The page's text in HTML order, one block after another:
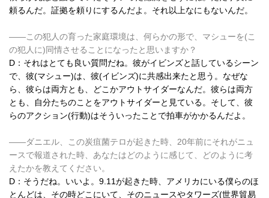
頼るんだ。証拠を頼りにするんだよ。それ以上なにもないんだ。
――この犯人の育った家庭環境は、何らかの形で、マシューを(こ
の犯人に)同情させることになったと思いますか？
D：それはとても良い質問だね。彼がイビンズと話しているシーン
で、彼(マシュー)は、彼(イビンズ)に共感出来たと思う。なぜな
ら、彼らは両方とも、どこかアウトサイダーなんだ。彼らは両方
とも、自分たちのことをアウトサイダーと見ている。そして、彼
らのアクション(行動)はそういったことで拍車がかかるんだよ。
――ダニエル、この炭疽菌テロが起きた時、20年前にそれがニュ
ースで報道された時、あなたはどのように感じて、どのように考
えたかを教えてください。
D：そうだね。いいよ。9.11が起きた時、アメリカにいる僕らのほ
とんどは、その時どこにいて、そのニュースやタワーズ(世界貿易